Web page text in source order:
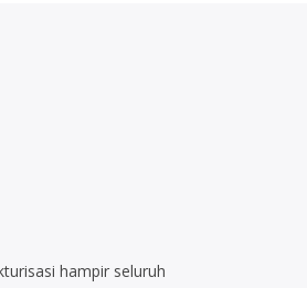
hampir seluruh